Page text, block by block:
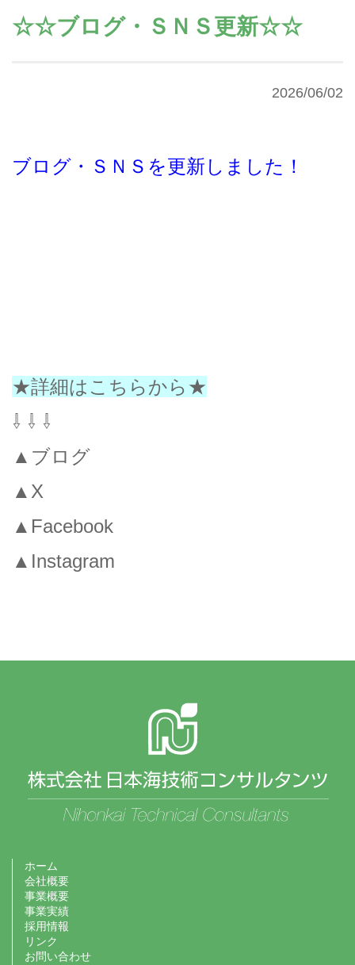
☆☆ブログ・ＳＮＳ更新☆☆
2026/06/02
ブログ・ＳＮＳを更新しました！
★詳細はこちらから★
⇩ ⇩ ⇩
▲ブログ
▲X
▲Facebook
▲ Instagram
ホーム
会社概要
事業概要
事業実績
採用情報
リンク
お問い合わせ